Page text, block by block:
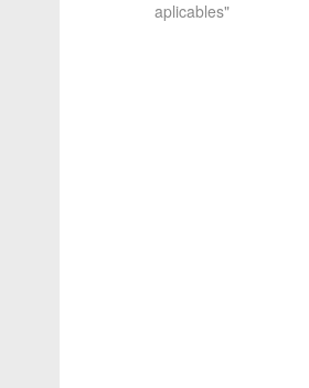
aplicables"